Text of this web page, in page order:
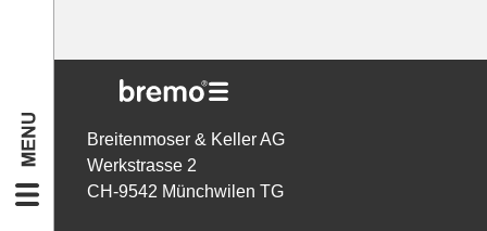
Breitenmoser & Keller AG
Werkstrasse 2
CH-9542 Münchwilen TG